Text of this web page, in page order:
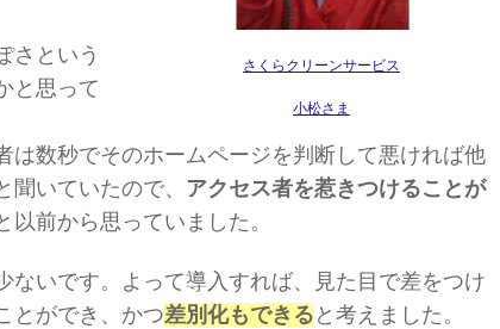
さくらクリーンサービス
小松さま
さという
と思って
は数秒でそのホームページを判断して悪ければ他
いていたので、 アクセス者を惹きつけることが
以前から思っていました。
ないです。よって導入すれば、見た目で差をつけ
とができ、かつ差別化もできる と考えました。